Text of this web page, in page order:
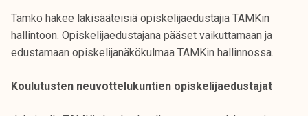
Tamko hakee lakisääteisiä opiskelijaedustajia TAMKin
hallintoon. Opiskelijaedustajana pääset vaikuttamaan ja
edustamaan opiskelijanäkökulmaa TAMKin hallinnossa.
Koulutusten neuvottelukuntien opiskelijaedustajat